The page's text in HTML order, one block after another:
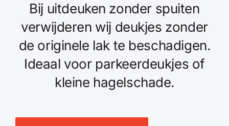
Bij uitdeuken zonder spuiten
verwijderen wij deukjes zonder
de originele lak te beschadigen.
Ideaal voor parkeerdeukjes of
kleine hagelschade.